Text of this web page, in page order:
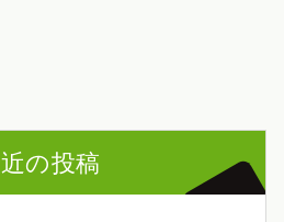
の投稿